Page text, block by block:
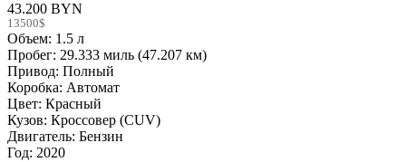
43.200 BYN
13500$
Объем: 1.5 л
Пробег: 29.333 миль (47.207 км)
Привод: Полный
Коробка: Автомат
Цвет: Красный
Кузов: Кроссовер (CUV)
Двигатель: Бензин
Год: 2020